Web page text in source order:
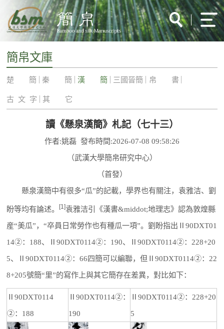
簡帛文庫
楚 簡 秦 簡 漢 簡 三國晉簡 帛 書
古 文 字 其 它
讀《懸泉漢簡》札記（七十三）
作者:姚磊 發布時間:2026-07-08 09:58:26
（武漢大學簡帛研究中心）
（首發）
懸泉漢簡中有很多“瓜”的記載，學界也有關注，袁雅洁、劉
盼等均有論述。 [1]袁雅洁引《漢書&middot;地理志》認為敦煌縣
産“美瓜”，“卒員日常勞作也有種瓜一項”。劉盼指出Ⅱ90DXT01
14②：188、Ⅱ90DXT0114②：190、Ⅱ90DXT0114②：228+20
5、Ⅱ90DXT0114②：66四簡可以編聯，但Ⅱ90DXT0114②：22
8+205號簡“里”的寫作上與其它簡存在差異，對比如下：
Ⅱ90DXT0114
②：188
Ⅱ90DXT0114②：
190
Ⅱ90DXT0114②：228+20
5